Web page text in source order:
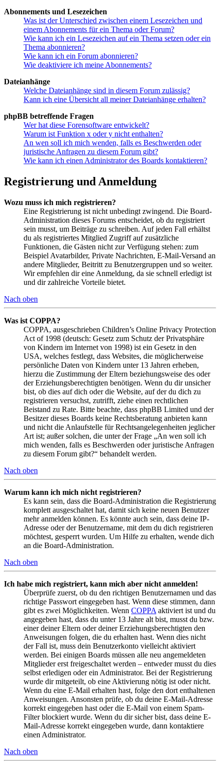
Abonnements und Lesezeichen
Was ist der Unterschied zwischen einem Lesezeichen und
einem Abonnements für ein Thema oder Forum?
Wie kann ich ein Lesezeichen auf ein Thema setzen oder ein
Thema abonnieren?
Wie kann ich ein Forum abonnieren?
Wie deaktiviere ich meine Abonnements?
Dateianhänge
Welche Dateianhänge sind in diesem Forum zulässig?
Kann ich eine Übersicht all meiner Dateianhänge erhalten?
phpBB betreffende Fragen
Wer hat diese Forensoftware entwickelt?
Warum ist Funktion x oder y nicht enthalten?
An wen soll ich mich wenden, falls es Beschwerden oder
juristische Anfragen zu diesem Forum gibt?
Wie kann ich einen Administrator des Boards kontaktieren?
Registrierung und Anmeldung
Wozu muss ich mich registrieren?
Eine Registrierung ist nicht unbedingt zwingend. Die Board-
Administration dieses Forums entscheidet, ob du registriert
sein musst, um Beiträge zu schreiben. Auf jeden Fall erhältst
du als registriertes Mitglied Zugriff auf zusätzliche
Funktionen, die Gästen nicht zur Verfügung stehen: zum
Beispiel Avatarbilder, Private Nachrichten, E-Mail-Versand an
andere Mitglieder, Beitritt zu Benutzergruppen und so weiter.
Wir empfehlen dir eine Anmeldung, da sie schnell erledigt ist
und dir zahlreiche Vorteile bietet.
Nach oben
Was ist COPPA?
COPPA, ausgeschrieben Children’s Online Privacy Protection
Act of 1998 (deutsch: Gesetz zum Schutz der Privatsphäre
von Kindern im Internet von 1998) ist ein Gesetz in den
USA, welches festlegt, dass Websites, die möglicherweise
persönliche Daten von Kindern unter 13 Jahren erheben,
hierzu die Zustimmung der Eltern beziehungsweise des oder
der Erziehungsberechtigten benötigen. Wenn du dir unsicher
bist, ob dies auf dich oder die Website, auf der du dich zu
registrieren versuchst, zutrifft, ziehe einen rechtlichen
Beistand zu Rate. Bitte beachte, dass phpBB Limited und der
Besitzer dieses Boards keine Rechtsberatung anbieten kann
und nicht die Anlaufstelle für Rechtsangelegenheiten jeglicher
Art ist; außer solchen, die unter der Frage „An wen soll ich
mich wenden, falls es Beschwerden oder juristische Anfragen
zu diesem Forum gibt?“ behandelt werden.
Nach oben
Warum kann ich mich nicht registrieren?
Es kann sein, dass die Board-Administration die Registrierung
komplett ausgeschaltet hat, damit sich keine neuen Benutzer
mehr anmelden können. Es könnte auch sein, dass deine IP-
Adresse oder der Benutzername, mit dem du dich registrieren
möchtest, gesperrt wurden. Um Hilfe zu erhalten, wende dich
an die Board-Administration.
Nach oben
Ich habe mich registriert, kann mich aber nicht anmelden!
Überprüfe zuerst, ob du den richtigen Benutzernamen und das
richtige Passwort eingegeben hast. Wenn diese stimmen, dann
gibt es zwei Möglichkeiten. Wenn COPPA aktiviert ist und du
angegeben hast, dass du unter 13 Jahre alt bist, musst du bzw.
einer deiner Eltern oder deiner Erziehungsberechtigten den
Anweisungen folgen, die du erhalten hast. Wenn dies nicht
der Fall ist, muss dein Benutzerkonto vielleicht aktiviert
werden. Bei einigen Boards müssen alle neu angemeldeten
Mitglieder erst freigeschaltet werden – entweder musst du dies
selbst erledigen oder ein Administrator. Bei der Registrierung
wurde dir mitgeteilt, ob eine Aktivierung nötig ist oder nicht.
Wenn du eine E-Mail erhalten hast, folge den dort enthaltenen
Anweisungen. Ansonsten prüfe, ob du deine E-Mail-Adresse
korrekt eingegeben hast oder die E-Mail von einem Spam-
Filter blockiert wurde. Wenn du dir sicher bist, dass deine E-
Mail-Adresse korrekt eingegeben wurde, dann kontaktiere
einen Administrator.
Nach oben